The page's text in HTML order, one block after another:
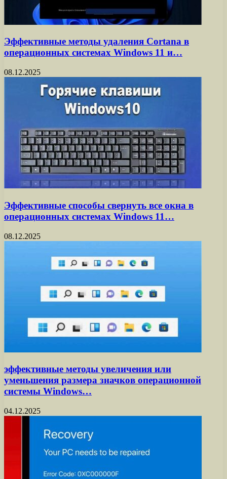
Эффективные методы удаления Cortana в
операционных системах Windows 11 и…
08.12.2025
Эффективные способы свернуть все окна в
операционных системах Windows 11…
08.12.2025
эффективные методы увеличения или
уменьшения размера значков операционной
системы Windows…
04.12.2025